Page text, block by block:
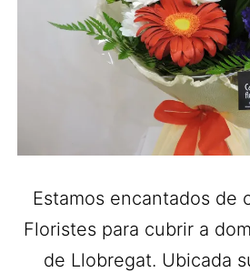
Estamos encantados de
Floristes para cubrir a
de Llobregat. Ubicada